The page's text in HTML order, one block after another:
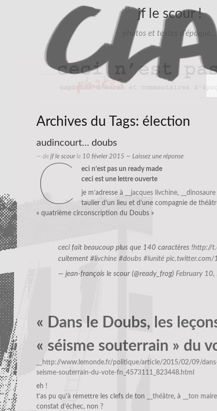
jf le scour !
photos et textes d'époque…
Archives du Tags: élection
audincourt… doubs
— de jf le scourle 10 février 2015 — Laissez une réponse
c
eci n’est pas un ready made
ceci est une lettre ouverte
je m’adresse à
__jacques livchine, __dinosaure
taulier d’un lieu et d’une compagnie de
« quatrième circonscription du Doubs »
ceci fait beaucoup plus que 140 caractères !http://
cuitement #livchine #doubs #lunité pic.twitter.com/
— jean-françois le scour (@ready_frog) February
« Dans le Doubs, les
« séisme souterrain » du
__http://www.lemonde.fr/politique/article/2015/02/09/
seisme-souterrain-du-vote-fn_4573111_823448.html
eh !
t’as pu qu’à remettre les clefs de ton
__théâtre, à
__ton maire
constat d’échec, non ?